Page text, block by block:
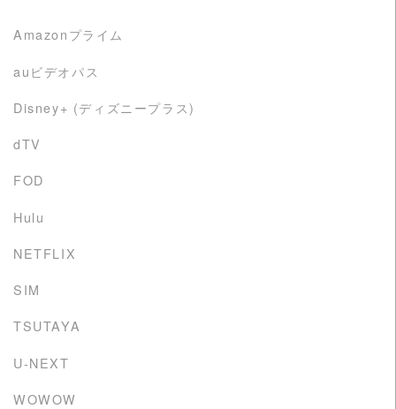
Amazonプライム
auビデオパス
Disney+ (ディズニープラス)
dTV
FOD
Hulu
NETFLIX
SIM
TSUTAYA
U-NEXT
WOWOW